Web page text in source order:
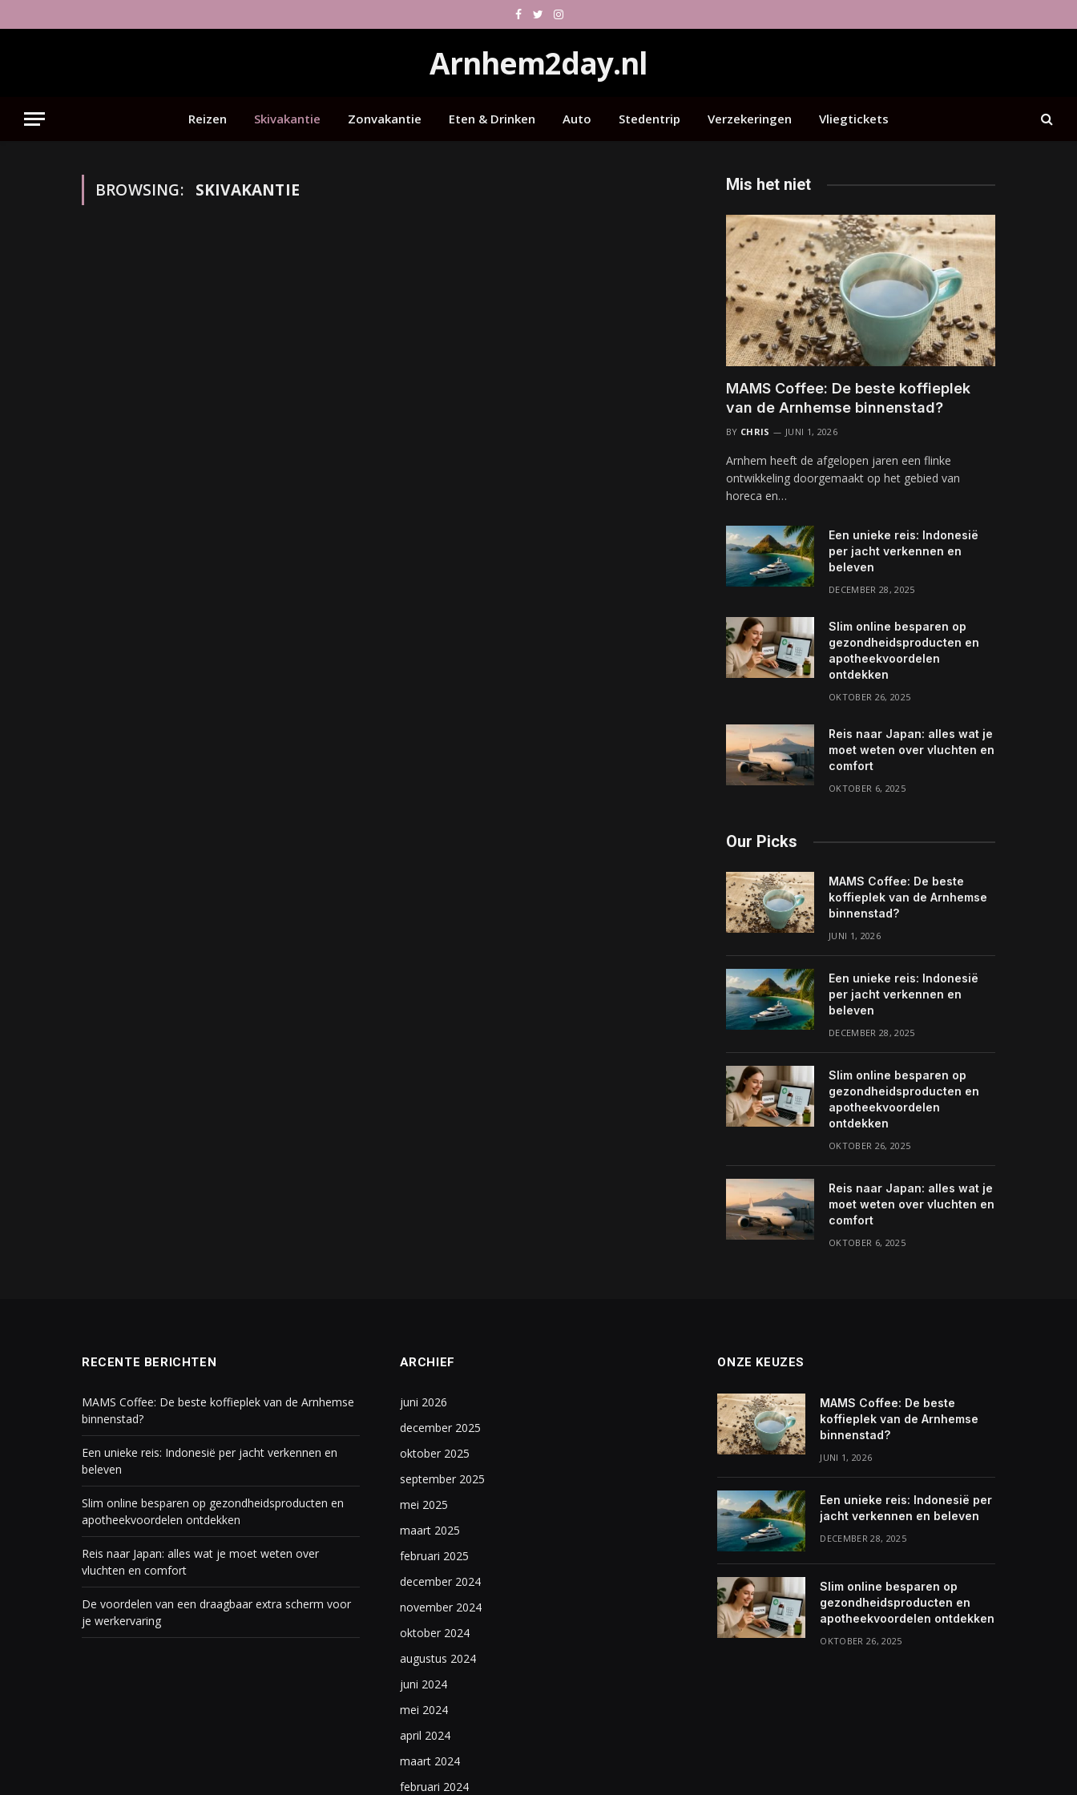
Facebook
TwitterInstagram
Arnhem2day.nl
Reizen Skivakantie Zonvakantie Eten & Drinken Auto Stedentrip Verzekeringen Vliegtickets
BROWSING: SKIVAKANTIE Mis het niet
MAMS Coffee: De beste koffieplek
van de Arnhemse binnenstad?
BY CHRIS JUNI 1, 2026
Arnhem heeft de afgelopen jaren een flinke
ontwikkeling doorgemaakt op het gebied van
horeca en…
Een unieke reis: Indonesië
per jacht verkennen en
beleven
DECEMBER 28, 2025
Slim online besparen op
gezondheidsproducten en
apotheekvoordelen
ontdekken
OKTOBER 26, 2025
Reis naar Japan: alles wat je
moet weten over vluchten en
comfort
OKTOBER 6, 2025
Our Picks
MAMS Coffee: De beste
koffieplek van de Arnhemse
binnenstad?
JUNI 1, 2026
Een unieke reis: Indonesië
per jacht verkennen en
beleven
DECEMBER 28, 2025
Slim online besparen op
gezondheidsproducten en
apotheekvoordelen
ontdekken
OKTOBER 26, 2025
Reis naar Japan: alles wat je
moet weten over vluchten en
comfort
OKTOBER 6, 2025
RECENTE BERICHTEN
MAMS Coffee: De beste koffieplek van de Arnhemse
binnenstad?
Een unieke reis: Indonesië per jacht verkennen en
beleven
Slim online besparen op gezondheidsproducten en
apotheekvoordelen ontdekken
Reis naar Japan: alles wat je moet weten over
vluchten en comfort
De voordelen van een draagbaar extra scherm voor
je werkervaring
ARCHIEF
juni 2026
december 2025
oktober 2025
september 2025
mei 2025
maart 2025
februari 2025
december 2024
november 2024
oktober 2024
augustus 2024
juni 2024
mei 2024
april 2024
maart 2024
februari 2024
ONZE KEUZES
MAMS Coffee: De beste
koffieplek van de Arnhemse
binnenstad?
JUNI 1, 2026
Een unieke reis: Indonesië per
jacht verkennen en beleven
DECEMBER 28, 2025
Slim online besparen op
gezondheidsproducten en
apotheekvoordelen ontdekken
OKTOBER 26, 2025